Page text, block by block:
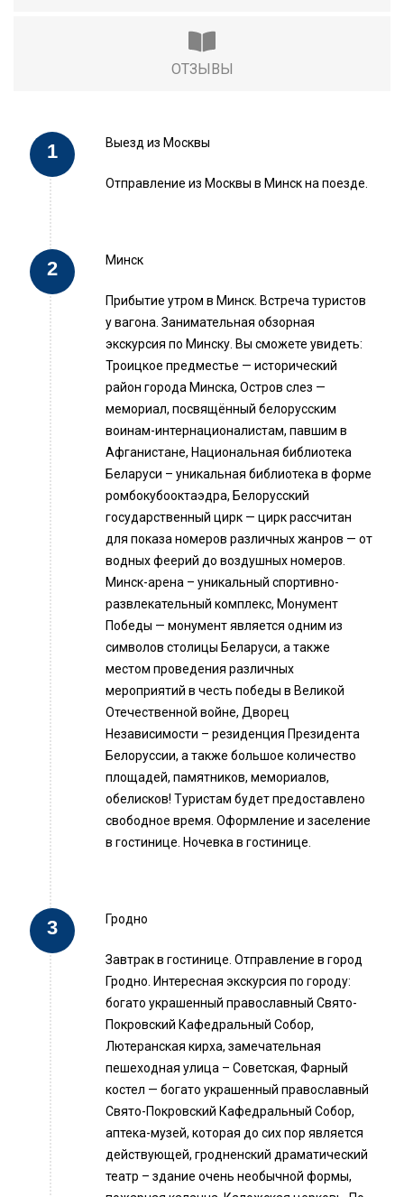
ОТЗЫВЫ
Выезд из Москвы
Отправление из Москвы в Минск на поезде.
Минск
Прибытие утром в Минск. Встреча туристов
у вагона. Занимательная обзорная
экскурсия по Минску. Вы сможете увидеть:
Троицкое предместье — исторический
район города Минска, Остров слез —
мемориал, посвящённый белорусским
воинам-интернационалистам, павшим в
Афганистане, Национальная библиотека
Беларуси – уникальная библиотека в форме
ромбокубооктаэдра, Белорусский
государственный цирк — цирк рассчитан
для показа номеров различных жанров — от
водных феерий до воздушных номеров.
Минск-арена – уникальный спортивно-
развлекательный комплекс, Монумент
Победы — монумент является одним из
символов столицы Беларуси, а также
местом проведения различных
мероприятий в честь победы в Великой
Отечественной войне, Дворец
Независимости – резиденция Президента
Белоруссии, а также большое количество
площадей, памятников, мемориалов,
обелисков! Туристам будет предоставлено
свободное время. Оформление и заселение
в гостинице. Ночевка в гостинице.
Гродно
Завтрак в гостинице. Отправление в город
Гродно. Интересная экскурсия по городу:
богато украшенный православный Свято-
Покровский Кафедральный Собор,
Лютеранская кирха, замечательная
пешеходная улица – Советская, Фарный
костел — богато украшенный православный
Свято-Покровский Кафедральный Собор,
аптека-музей, которая до сих пор является
действующей, гродненский драматический
театр – здание очень необычной формы,